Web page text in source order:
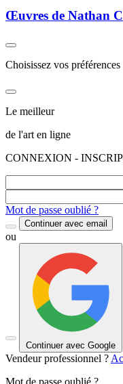
Œuvres de Nathan
Choisissez vos préférences
Le meilleur
de l'art en ligne
CONNEXION -
Mot de passe oublié ?
Continuer avec email
ou
Continuer avec Google
Vendeur professionnel ?